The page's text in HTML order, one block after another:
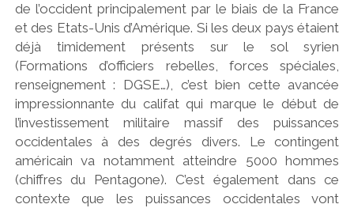
de l’occident principalement par le biais de la France
et des Etats-Unis d’Amérique. Si les deux pays étaient
déjà timidement présents sur le sol syrien
(Formations d’officiers rebelles, forces spéciales,
renseignement : DGSE…), c’est bien cette avancée
impressionnante du califat qui marque le début de
l’investissement militaire massif des puissances
occidentales à des degrés divers. Le contingent
américain va notamment atteindre 5000 hommes
(chiffres du Pentagone). C’est également dans ce
contexte que les puissances occidentales vont